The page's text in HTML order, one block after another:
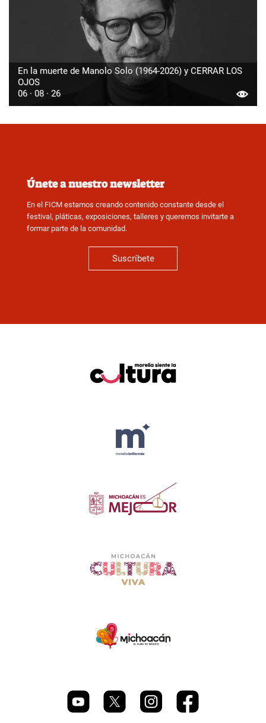
En la muerte de Manolo Solo (1964-2026) y CERRAR LOS
OJOS
06 · 08 · 26
Únete a nuestro newsletter
En el FICM estamos creando contenido constante desde el
festival, pláticas, exposiciones, talleres y queremos invitarte a
formar parte de la comunidad.
Suscríbete